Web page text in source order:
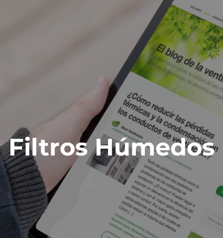
Filtros Húmedos